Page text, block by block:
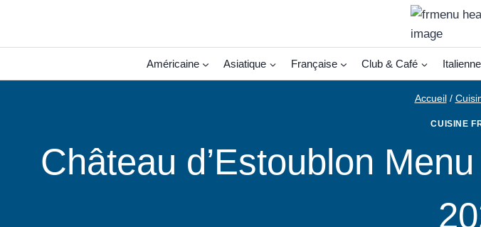
contenu
Américaine Asiatique Française Club & Café Italienne
Accueil /
CUISINE
Château d’Estoublon